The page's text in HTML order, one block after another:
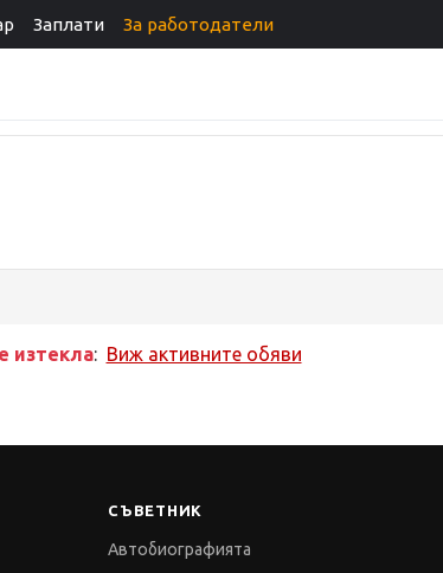
Заплати За работодатели
изтекла: Виж активните обяви
СЪВЕТНИК
Автобиографията